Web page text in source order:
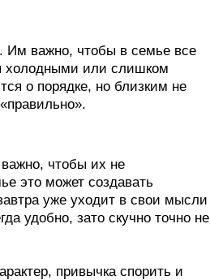
Им важно, чтобы в семье все
холодными или слишком
о порядке, но близким не
чтобы их не
это может создавать
уже уходит в свои мысли
удобно, зато скучно точно не
привычка спорить и